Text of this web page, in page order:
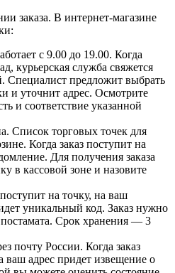
заказа. В интернет-магазине
с 9.00 до 19.00. Когда
курьерская служба свяжется
Специалист предложит выбрать
и уточнит адрес. Осмотрите
и соответствие указанной
Список торговых точек для
Когда заказ поступит на
Для получения заказа
в кассовой зоне и назовите
на точку, на ваш
уникальный код. Заказ нужно
Срок хранения — 3
почту России. Когда заказ
ваш адрес придет извещение о